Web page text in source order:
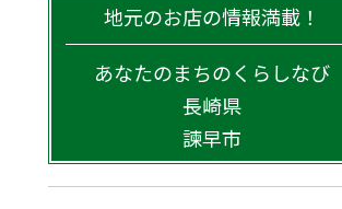
地元のお店の情報満載！
あなたのまちのくらしなび
長崎県
諫早市